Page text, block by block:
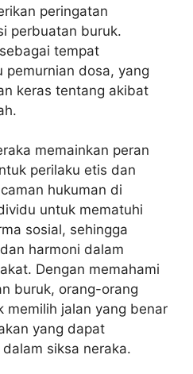
peringatan
perbuatan buruk.
tempat
pemurnian dosa, yang
keras tentang akibat
memainkan peran
perilaku etis dan
hukuman di
untuk mematuhi
sosial, sehingga
harmoni dalam
Dengan memahami
buruk, orang-orang
memilih jalan yang benar
yang dapat
siksa neraka.